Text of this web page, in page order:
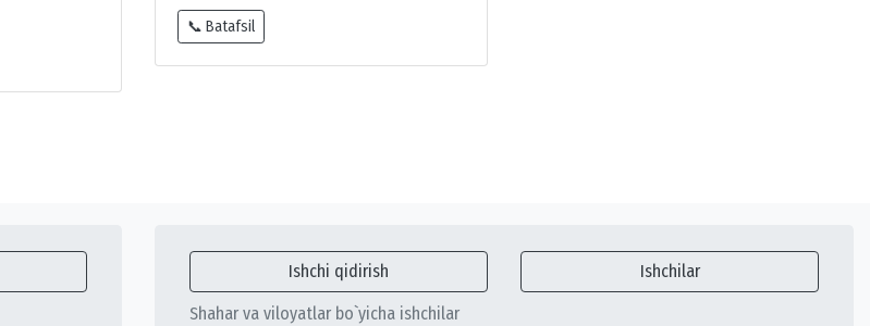
📞 Batafsil
Ishchi qidirish Ishchilar
Shahar va viloyatlar bo`yicha ishchilar